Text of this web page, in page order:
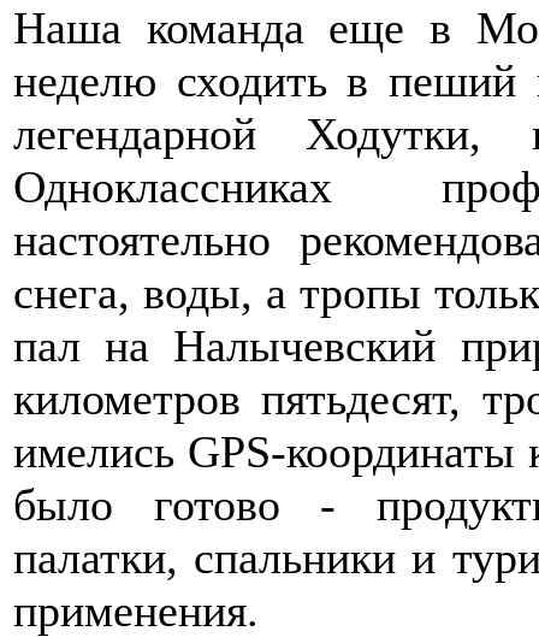
Наша команда еще в
неделю сходить в
легендарной
Одноклассниках
настоятельно
снега, воды, а тропы
пал на Налычевский
километров пятьдесят,
имелись GPS-
было готово -
палатки, спальники и
применения.